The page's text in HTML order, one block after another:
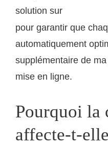
solution sur
pour garantir que
automatiquement
supplémentaire de
mise en ligne.
Pourquoi la
affecte-t-